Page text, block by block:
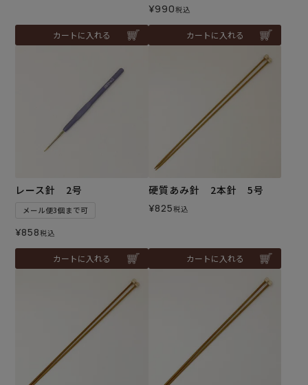
カートに入れる
¥990税込
カートに入れる
レース針 2号
メール便3個まで可
¥858税込
カートに入れる
硬質あみ針 2本針 5号
¥825税込
カートに入れる